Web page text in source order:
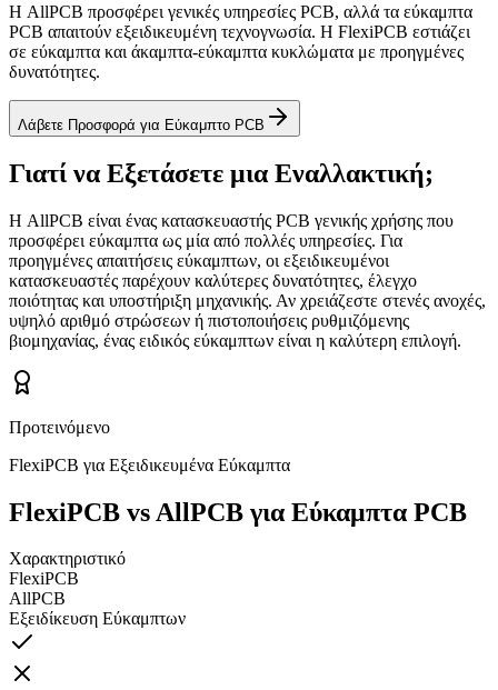
Η AllPCB προσφέρει γενικές υπηρεσίες PCB, αλλά τα εύκαμπτα
PCB απαιτούν εξειδικευμένη τεχνογνωσία. Η FlexiPCB εστιάζει
σε εύκαμπτα και άκαμπτα-εύκαμπτα κυκλώματα με προηγμένες
δυνατότητες.
Λάβετε Προσφορά για Εύκαμπτο PCB
Γιατί να Εξετάσετε μια Εναλλακτική;
Η AllPCB είναι ένας κατασκευαστής PCB γενικής χρήσης που
προσφέρει εύκαμπτα ως μία από πολλές υπηρεσίες. Για
προηγμένες απαιτήσεις εύκαμπτων, οι εξειδικευμένοι
κατασκευαστές παρέχουν καλύτερες δυνατότητες, έλεγχο
ποιότητας και υποστήριξη μηχανικής. Αν χρειάζεστε στενές ανοχές,
υψηλό αριθμό στρώσεων ή πιστοποιήσεις ρυθμιζόμενης
βιομηχανίας, ένας ειδικός εύκαμπτων είναι η καλύτερη επιλογή.
Προτεινόμενο
FlexiPCB για Εξειδικευμένα Εύκαμπτα
FlexiPCB vs AllPCB για Εύκαμπτα PCB
Χαρακτηριστικό
FlexiPCB
AllPCB
Εξειδίκευση Εύκαμπτων